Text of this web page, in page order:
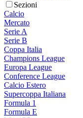
Sezioni
Calcio
Mercato
Serie A
Serie B
Coppa Italia
Champions League
Europa League
Conference League
Calcio Estero
Supercoppa Italiana
Formula 1
Formula E